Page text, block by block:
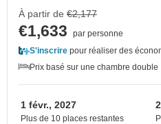
À partir de €2,177
€1,633
par personne
S'inscrire pour réaliser des
Prix basé sur une chambre double
1 févr., 2027
Plus de 10 places restantes